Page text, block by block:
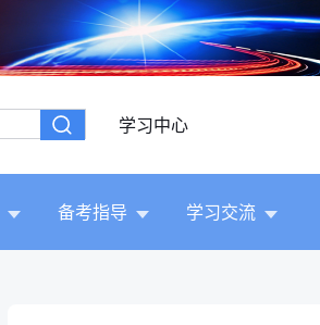
学习中心
备考指导 学习交流